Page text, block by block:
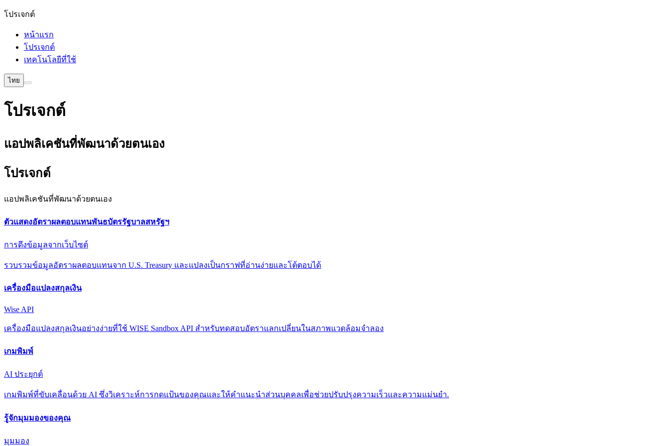
โปรเจกต์
หน้าแรก
โปรเจกต์
เทคโนโลยีที่ใช้
ไทย
โปรเจกต์
แอปพลิเคชันที่พัฒนาด้วยตนเอง
โปรเจกต์
แอปพลิเคชันที่พัฒนาด้วยตนเอง
ตัวแสดงอัตราผลตอบแทนพันธบัตรรัฐบาลสหรัฐฯ
การดึงข้อมูลจากเว็บไซต์
รวบรวมข้อมูลอัตราผลตอบแทนจาก U.S. Treasury และแปลงเป็นกราฟที่อ่านง่ายและโต้ตอบได้
เครื่องมือแปลงสกุลเงิน
Wise API
เครื่องมือแปลงสกุลเงินอย่างง่ายที่ใช้ WISE Sandbox API สำหรับทดสอบอัตราแลกเปลี่ยนในสภาพแวดล้อมจำลอง
เกมพิมพ์
AI ประยุกต์
เกมพิมพ์ที่ขับเคลื่อนด้วย AI ซึ่งวิเคราะห์การกดแป้นของคุณและให้คำแนะนำส่วนบุคคลเพื่อช่วยปรับปรุงความเร็วและความแม่นยำ.
รู้จักมุมมองของคุณ
มุมมอง